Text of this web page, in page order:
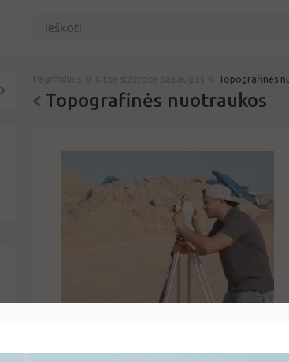
Topografinės
Topografinės nuotraukos